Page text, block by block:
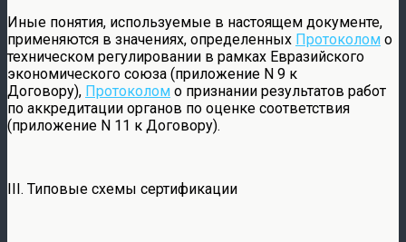
Иные понятия, используемые в настоящем документе,
применяются в значениях, определенных Протоколом о
техническом регулировании в рамках Евразийского
экономического союза (приложение N 9 к
Договору), Протоколом о признании результатов работ
по аккредитации органов по оценке соответствия
(приложение N 11 к Договору).
III. Типовые схемы сертификации